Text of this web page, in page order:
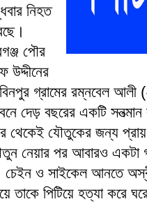
নিহত
পৌর
উদ্দীনের
গ্রামের রম্নবেল
দেড় বছরের একটি সনত্মান
থেকেই যৌতুকের জন্য প্রায়
নেয়ার পর আবারও একটা
চেইন ও সাইকেল আনতে
তাকে পিটিয়ে হত্যা করে